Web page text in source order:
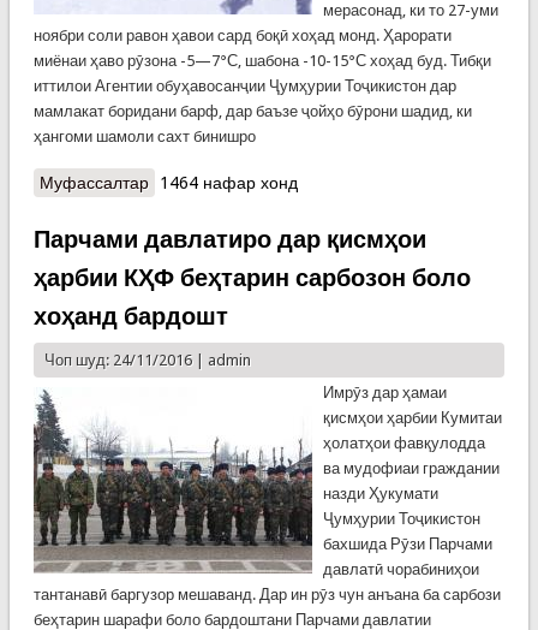
мерасонад, ки то 27-уми
ноябри соли равон ҳавои сард боқӣ хоҳад монд. Ҳарорати
миёнаи ҳаво рӯзона -5—7°С, шабона -10-15°С хоҳад буд. Тибқи
иттилои Агентии обуҳавосанҷии Ҷумҳурии Тоҷикистон дар
мамлакат боридани барф, дар баъзе ҷойҳо бӯрони шадид, ки
ҳангоми шамоли сахт бинишро
Муфассалтаро Кумитаи ҳолатҳои фавқулодда ҳушдор
1464 нафар хонд
Парчами давлатиро дар қисмҳои
ҳарбии КҲФ беҳтарин сарбозон боло
хоҳанд бардошт
Чоп шуд: 24/11/2016 | admin
Имрӯз дар ҳамаи
қисмҳои ҳарбии Кумитаи
ҳолатҳои фавқулодда
ва мудофиаи граждании
назди Ҳукумати
Ҷумҳурии Тоҷикистон
бахшида Рӯзи Парчами
давлатӣ чорабиниҳои
тантанавӣ баргузор мешаванд. Дар ин рӯз чун анъана ба сарбози
беҳтарин шарафи боло бардоштани Парчами давлатии